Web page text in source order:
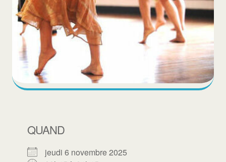
QUAND
jeudi 6 novembre 2025